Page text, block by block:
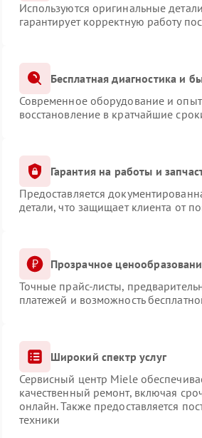
Используются оригинальные
гарантирует корректную работу
Бесплатная диагностика и
Современное оборудование и опыт
восстановление в кратчайшие
Гарантия на работы и
Предоставляется
детали, что защищает клиента от
Прозрачное
Точные прайс-листы,
платежей и возможность
Широкий спектр услуг
Сервисный центр Miele
качественный ремонт, включая
онлайн. Также предоставляется
техники